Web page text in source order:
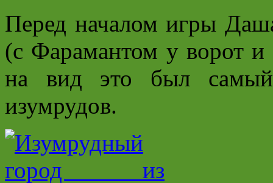
Перед началом игры
(с Фарамантом у ворот
на вид это был
изумрудов.